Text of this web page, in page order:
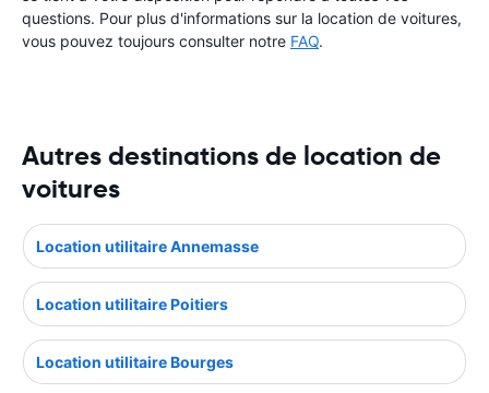
questions. Pour plus d'informations sur la location de voitures,
vous pouvez toujours consulter notre FAQ.
Autres destinations de location de
voitures
Location utilitaire Annemasse
Location utilitaire Poitiers
Location utilitaire Bourges